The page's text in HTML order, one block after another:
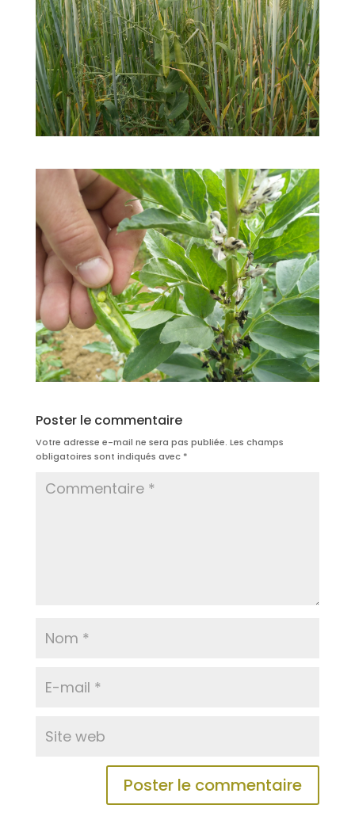
Poster le commentaire
Votre adresse e-mail ne sera pas publiée. Les champs
obligatoires sont indiqués avec *